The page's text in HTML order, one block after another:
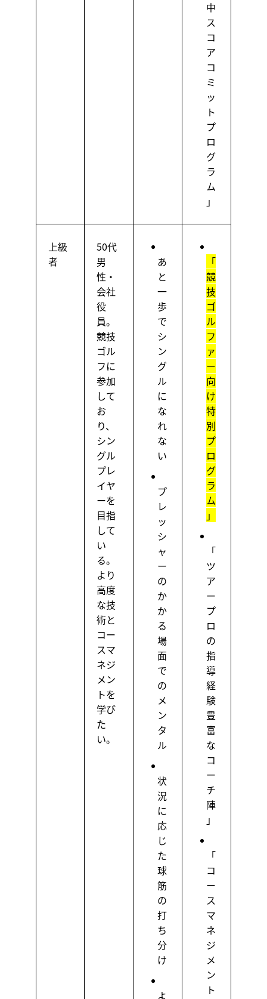
中
ス
コ
ア
コ
ミ
ッ
ト
プ
ロ
グ
ラ
ム
」
上級
者
50代
男
性・
会社
役
員。
競技
ゴル
フに
参加
して
お
り、
シン
グル
プレ
イヤ
ーを
目指
して
い
る。
より
高度
な技
術と
コー
スマ
ネジ
メン
トを
学び
た
い。
あ
と
一
歩
で
シ
ン
グ
ル
に
な
れ
な
い
プ
レ
ッ
シ
ャ
ー
の
か
か
る
場
面
で
の
メ
ン
タ
ル
状
況
に
応
じ
た
球
筋
の
打
ち
分
け
よ
「
競
技
ゴ
ル
フ
ァ
ー
向
け
特
別
プ
ロ
グ
ラ
ム
」
「
ツ
ア
ー
プ
ロ
の
指
導
経
験
豊
富
な
コ
ー
チ
陣
」
「
コ
ー
ス
マ
ネ
ジ
メ
ン
ト